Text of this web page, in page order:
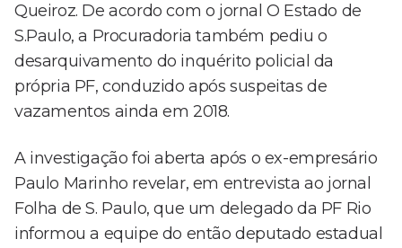
Queiroz. De acordo com o jornal O Estado de
S.Paulo, a Procuradoria também pediu o
desarquivamento do inquérito policial da
própria PF, conduzido após suspeitas de
vazamentos ainda em 2018.
A investigação foi aberta após o ex-empresário
Paulo Marinho revelar, em entrevista ao jornal
Folha de S. Paulo, que um delegado da PF Rio
informou a equipe do então deputado estadual